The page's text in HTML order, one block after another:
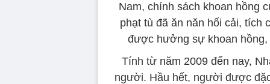
Nam, chính sách khoan hồng
phạt tù đã ăn năn hối cải, tích
được hưởng sự khoan
Tính từ năm 2009 đến nay,
người. Hầu hết, người được